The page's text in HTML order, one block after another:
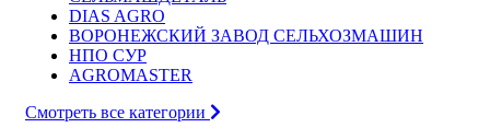
DIAS AGRO
ВОРОНЕЖСКИЙ ЗАВОД СЕЛЬХОЗМАШИН
НПО СУР
AGROMASTER
Смотреть все категории